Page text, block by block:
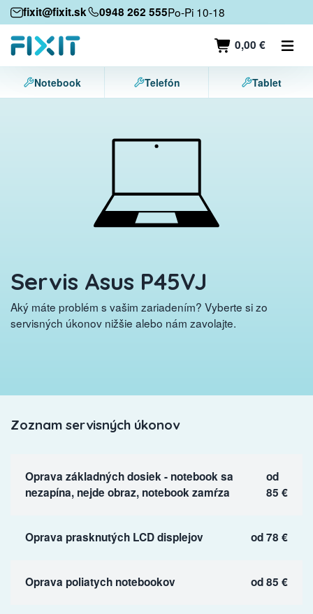
fixit@fixit.sk 0948 262 555Po-Pi 10-18
0,00 €
Mobilné zariadenia
Mobilné telefóny
Tablety
Notebook Telefón Tablet
Servis Asus P45VJ
Aký máte problém s vašim zariadením? Vyberte si zo
servisných úkonov nižšie alebo nám zavolajte.
Zoznam servisných úkonov
Oprava základných dosiek - notebook sa
nezapína, nejde obraz, notebook zamŕza
od
85 €
Oprava prasknutých LCD displejov od 78 €
Oprava poliatych notebookov od 85 €